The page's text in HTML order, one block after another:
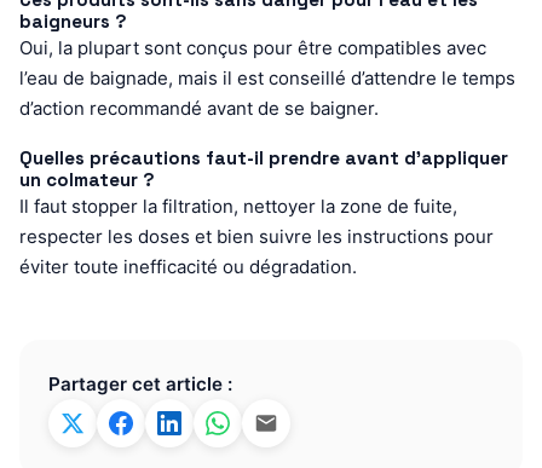
baigneurs ?
Oui, la plupart sont conçus pour être compatibles avec
l’eau de baignade, mais il est conseillé d’attendre le temps
d’action recommandé avant de se baigner.
Quelles précautions faut-il prendre avant d’appliquer
un colmateur ?
Il faut stopper la filtration, nettoyer la zone de fuite,
respecter les doses et bien suivre les instructions pour
éviter toute inefficacité ou dégradation.
Partager cet article :